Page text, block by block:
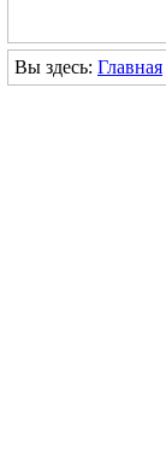
Вы здесь: Главная